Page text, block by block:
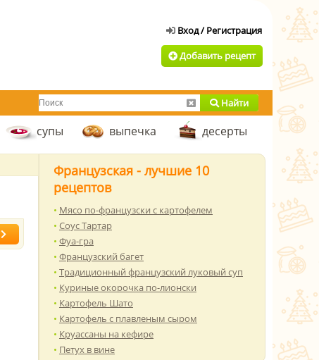
Добавить рецепт
Найти
супы выпечка десерты
Французская - лучшие 10
рецептов
Мясо по-французски с картофелем
Соус Тартар
Фуа-гра
Французский багет
Традиционный французский луковый суп
Куриные окорочка по-лионски
Картофель Шато
Картофель с плавленым сыром
Круассаны на кефире
Петух в вине